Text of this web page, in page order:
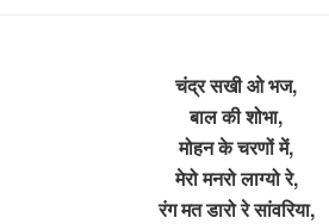
चंद्र सखी ओ भज,
बाल की शोभा,
मोहन के चरणों में,
मेरो मनरो लाग्यो रे,
रंग मत डारो रे सांवरिया,